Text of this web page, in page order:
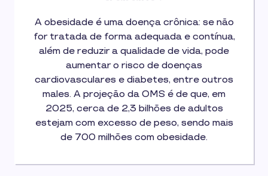
A obesidade é uma doença crônica: se não
for tratada de forma adequada e contínua,
além de reduzir a qualidade de vida, pode
aumentar o risco de doenças
cardiovasculares e diabetes, entre outros
males. A projeção da OMS é de que, em
2025, cerca de 2,3 bilhões de adultos
estejam com excesso de peso, sendo mais
de 700 milhões com obesidade.